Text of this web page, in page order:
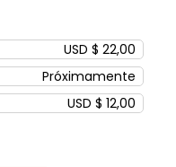
USD $ 22,00
Próximamente
USD $ 12,00